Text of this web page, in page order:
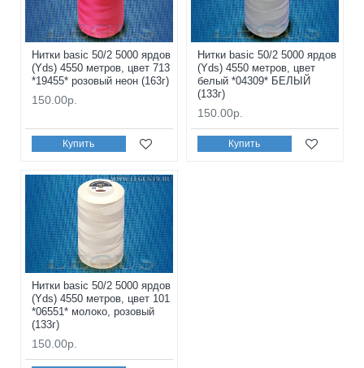
Нитки basic 50/2 5000 ярдов
(Yds) 4550 метров, цвет 713
*19455* розовый неон (163г)
150.00р.
Купить
Нитки basic 50/2 5000 ярдов
(Yds) 4550 метров, цвет
белый *04309* БЕЛЫЙ
(133г)
150.00р.
Купить
Нитки basic 50/2 5000 ярдов
(Yds) 4550 метров, цвет 101
*06551* молоко, розовый
(133г)
150.00р.